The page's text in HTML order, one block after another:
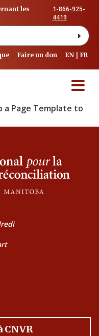
les
1-866-925-
4419
Faire un don EN FR
a Page Template to
CNVR